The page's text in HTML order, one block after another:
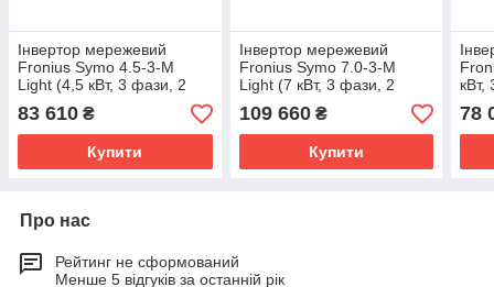
Інвертор мережевий
Fronius Symo 4.5-3-М
Light (4,5 кВт, 3 фази, 2
MPPT)
83 610 ₴
Купити
Інвертор мережевий
Fronius Symo 7.0-3-M
Light (7 кВт, 3 фази, 2
MPPT)
109 660₴
Купити
кВт,
78
Про нас
Рейтинг не сформований
Менше 5 відгуків за останній рік